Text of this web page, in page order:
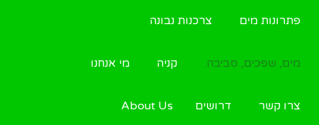
פתרונות מים צרכנות נבונה
מים, שפכים, סביבה. קניה מי אנחנו
צרו קשר דרושים About Us